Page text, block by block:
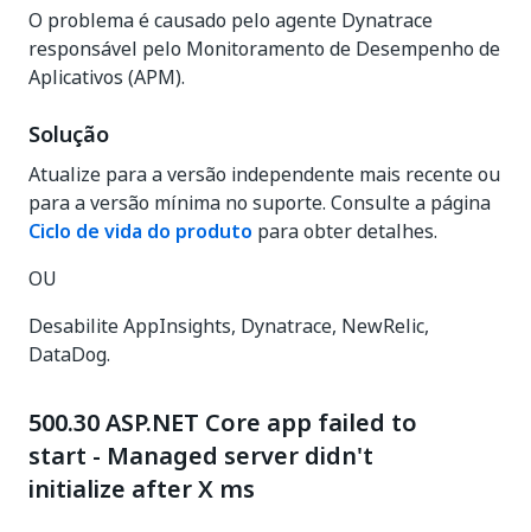
O problema é causado pelo agente Dynatrace
responsável pelo Monitoramento de Desempenho de
Aplicativos (APM).
Solução
Atualize para a versão independente mais recente ou
para a versão mínima no suporte. Consulte a página
Ciclo de vida do produto para obter detalhes.
OU
Desabilite AppInsights, Dynatrace, NewRelic,
DataDog.
500.30 ASP.NET Core app failed to
start - Managed server didn't
initialize after X ms